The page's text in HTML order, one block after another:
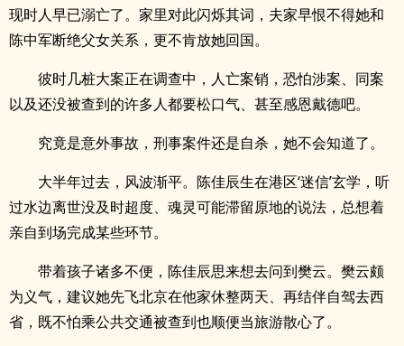
现时人早已溺亡了。家里对此闪烁其词，夫家早恨不得她和
陈中军断绝父女关系，更不肯放她回国。
彼时几桩大案正在调查中，人亡案销，恐怕涉案、同案
以及还没被查到的许多人都要松口气、甚至感恩戴德吧。
究竟是意外事故，刑事案件还是自杀，她不会知道了。
大半年过去，风波渐平。陈佳辰生在港区‘迷信’玄学，听
过水边离世没及时超度、魂灵可能滞留原地的说法，总想着
亲自到场完成某些环节。
带着孩子诸多不便，陈佳辰思来想去问到樊云。樊云颇
为义气，建议她先飞北京在他家休整两天、再结伴自驾去西
省，既不怕乘公共交通被查到也顺便当旅游散心了。